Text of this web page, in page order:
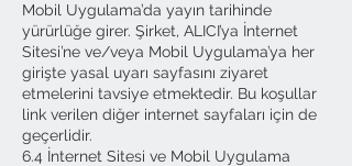
Mobil Uygulama’da yayın tarihinde
yürürlüğe girer. Şirket, ALICI’ya İnternet
Sitesi’ne ve/veya Mobil Uygulama’ya her
girişte yasal uyarı sayfasını ziyaret
etmelerini tavsiye etmektedir. Bu koşullar
link verilen diğer internet sayfaları için de
geçerlidir.
6.4 İnternet Sitesi ve Mobil Uygulama